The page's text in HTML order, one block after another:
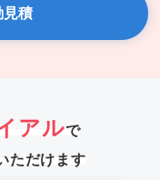
見積
アルで
ただけます